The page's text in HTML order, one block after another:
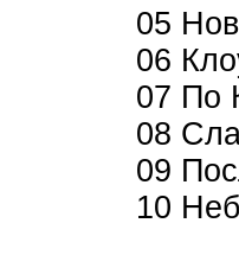
05
06
07 По
08
09
10